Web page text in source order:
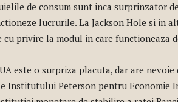
de consum sunt inca surprinzator
lucrurile. La Jackson Hole si in
privire la modul in care functioneaza
este o surpriza placuta, dar are
Institutului Peterson pentru Economie